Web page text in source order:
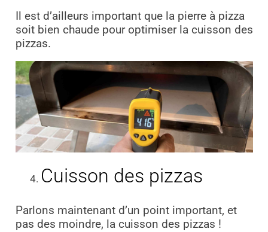
Il est d’ailleurs important que la pierre à pizza
soit bien chaude pour optimiser la cuisson des
pizzas.
Cuisson des pizzas
Parlons maintenant d’un point important, et
pas des moindre, la cuisson des pizzas !